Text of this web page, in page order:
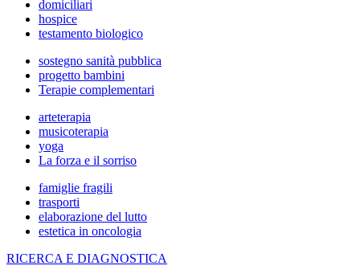
domiciliari
hospice
testamento biologico
sostegno sanità pubblica
progetto bambini
Terapie complementari
arteterapia
musicoterapia
yoga
La forza e il sorriso
famiglie fragili
trasporti
elaborazione del lutto
estetica in oncologia
RICERCA E DIAGNOSTICA